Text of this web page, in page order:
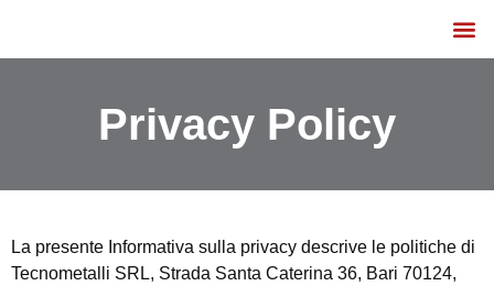
Privacy Policy
La presente Informativa sulla privacy descrive le politiche di
Tecnometalli SRL, Strada Santa Caterina 36, Bari 70124,